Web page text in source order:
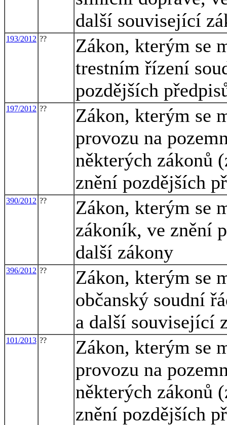
další související
193/2012 ??
Zákon, kterým se
trestním řízení
pozdějších
197/2012 ??
Zákon, kterým se
provozu na
některých zákonů
znění pozdějších
390/2012 ??
Zákon, kterým se
zákoník, ve znění
další zákony
396/2012 ??
Zákon, kterým se
občanský soudní
a další související
101/2013 ??
Zákon, kterým se
provozu na
některých zákonů
znění pozdějších